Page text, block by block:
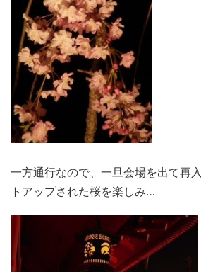
一方通行なので、一旦会場を出て再
トアップされた桜を楽しみ…